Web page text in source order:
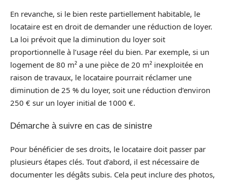
En revanche, si le bien reste partiellement habitable, le
locataire est en droit de demander une réduction de loyer.
La loi prévoit que la diminution du loyer soit
proportionnelle à l’usage réel du bien. Par exemple, si un
logement de 80 m² a une pièce de 20 m² inexploitée en
raison de travaux, le locataire pourrait réclamer une
diminution de 25 % du loyer, soit une réduction d’environ
250 € sur un loyer initial de 1000 €.
Démarche à suivre en cas de sinistre
Pour bénéficier de ses droits, le locataire doit passer par
plusieurs étapes clés. Tout d’abord, il est nécessaire de
documenter les dégâts subis. Cela peut inclure des photos,